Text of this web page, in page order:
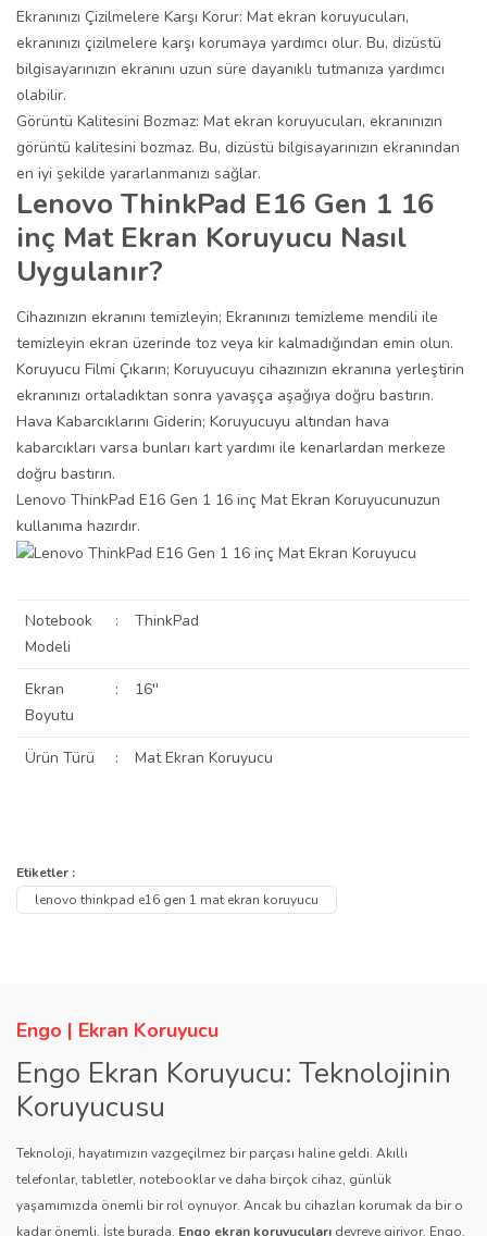
Ekranınızı Çizilmelere Karşı Korur: Mat ekran koruyucuları,
ekranınızı çizilmelere karşı korumaya yardımcı olur. Bu, dizüstü
bilgisayarınızın ekranını uzun süre dayanıklı tutmanıza yardımcı
olabilir.
Görüntü Kalitesini Bozmaz: Mat ekran koruyucuları, ekranınızın
görüntü kalitesini bozmaz. Bu, dizüstü bilgisayarınızın ekranından
en iyi şekilde yararlanmanızı sağlar.
Lenovo ThinkPad E16 Gen 1 16
inç Mat Ekran Koruyucu Nasıl
Uygulanır?
Cihazınızın ekranını temizleyin; Ekranınızı temizleme mendili ile
temizleyin ekran üzerinde toz veya kir kalmadığından emin olun.
Koruyucu Filmi Çıkarın; Koruyucuyu cihazınızın ekranına yerleştirin
ekranınızı ortaladıktan sonra yavaşça aşağıya doğru bastırın.
Hava Kabarcıklarını Giderin; Koruyucuyu altından hava
kabarcıkları varsa bunları kart yardımı ile kenarlardan merkeze
doğru bastırın.
Lenovo ThinkPad E16 Gen 1 16 inç Mat Ekran Koruyucunuzun
kullanıma hazırdır.
Notebook
Modeli
: ThinkPad
Ekran
Boyutu
: 16''
Ürün Türü : Mat Ekran Koruyucu
konularda yetersiz gördüğünüz noktaları öneri formunu kullanarak
tarafımıza iletebilirsiniz.
Görüş ve önerileriniz için teşekkür ederiz.
Ürün fiyatı diğer sitelerden daha pahalı.
Bu ürüne benzer farklı alternatifler olmalı.
Etiketler :
lenovo thinkpad e16 gen 1 mat ekran koruyucu
Engo | Ekran Koruyucu
Engo Ekran Koruyucu: Teknolojinin
Koruyucusu
Teknoloji, hayatımızın vazgeçilmez bir parçası haline geldi. Akıllı
telefonlar, tabletler, notebooklar ve daha birçok cihaz, günlük
yaşamımızda önemli bir rol oynuyor. Ancak bu cihazları korumak da bir o
kadar önemli. İşte burada, Engo ekran koruyucuları devreye giriyor. Engo,